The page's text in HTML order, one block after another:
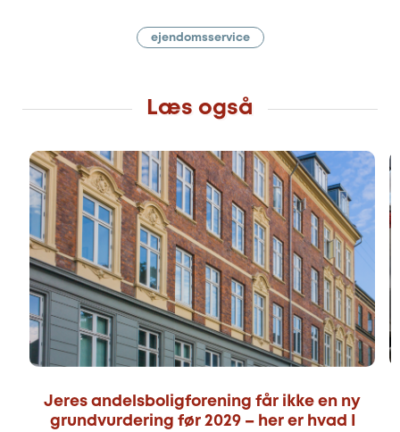
ejendomsservice
Læs også
Jeres andelsboligforening får ikke en ny
grundvurdering før 2029 – her er hvad I